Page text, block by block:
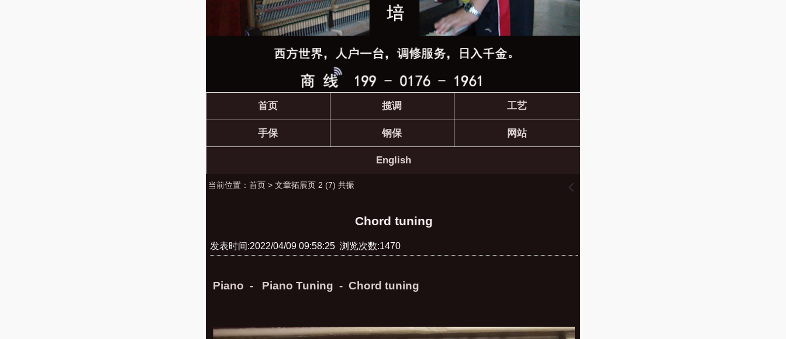
首页 揽调 工艺
手保 钢保 网站
English
当前位置： 首页 > 文章拓展页 2 (7) 共振 󰊒
Chord tuning
发表时间:2022/04/09 09:58:25 浏览次数:1470
Piano - Piano Tuning - Chord tuning